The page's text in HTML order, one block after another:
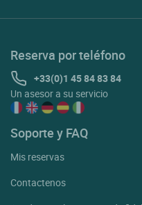
Reserva por teléfono
+33(0)1 45 84 83 84
Un asesor a su servicio
Soporte y FAQ
Mis reservas
Contactenos